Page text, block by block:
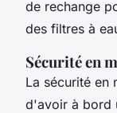
de rechange
des filtres à
Sécurité en
La sécurité en
d'avoir à bord